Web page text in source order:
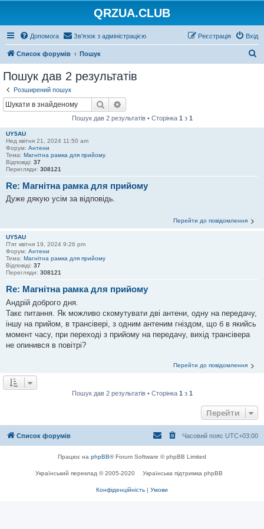
QRZUA.CLUB
Допомога Зв'язок з адміністрацією Вхід
Реєстрація
Список форумів Пошук
Пошук дав 2 результатів
Розширений пошук
Пошук
Пошук дав 2 результатів • Сторінка 1 з 1
UY5AU
Нед квітня 21, 2024 11:50 am
Форум: Антени
Тема: Магнітна рамка для прийому
Відповіді: 37
Перегляди: 308121
Re: Магнітна рамка для прийому
Дуже дякую усім за відповідь.
Перейти до повідомлення
UY5AU
П'ят квітня 19, 2024 9:26 pm
Форум: Антени
Тема: Магнітна рамка для прийому
Відповіді: 37
Перегляди: 308121
Re: Магнітна рамка для прийому
Андрій доброго дня.
Такє питання. Як можливо скомутувати дві антени, одну на передачу,
іншу на прийом, в трансівері, з одним антеним гніздом, що б в якийсь
момент часу, при переході з прийому на передачу, вихід трансівера
не опинився в повітрі?
Перейти до повідомлення
Пошук дав 2 результатів • Сторінка 1 з 1
Перейти
Список форумів Часовий пояс UTC+03:00
Працює на phpBB® Forum Software © phpBB Limited
Український переклад © 2005-2020 Українська підтримка phpBB
Конфіденційність | Умови